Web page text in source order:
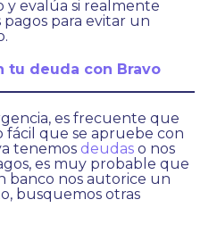
y evalúa si realmente
para evitar un
tu deuda con Bravo
es frecuente que
que se apruebe con
tenemos deudas o nos
es muy probable que
banco nos autorice un
busquemos otras